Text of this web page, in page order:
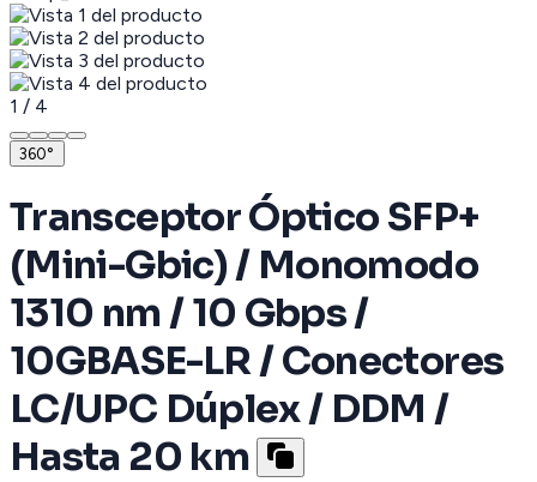
1 / 4
360°
Transceptor Óptico SFP+
(Mini-Gbic) / Monomodo
1310 nm / 10 Gbps /
10GBASE-LR / Conectores
LC/UPC Dúplex / DDM /
Hasta 20 km